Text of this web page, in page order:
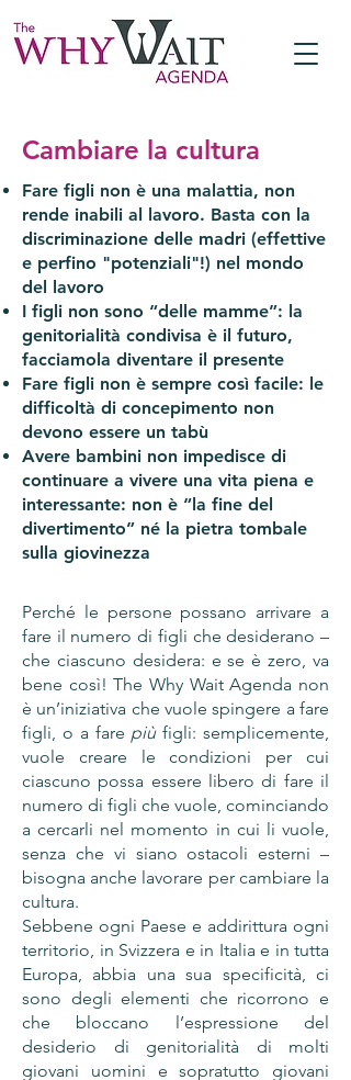
Cambiare la cultura
Fare figli non è una malattia, non
rende inabili al lavoro. Basta con la
discriminazione delle madri (effettive
e perfino "potenziali"!) nel mondo
del lavoro
I figli non sono “delle mamme”: la
genitorialità condivisa è il futuro,
facciamola diventare il presente
Fare figli non è sempre così facile: le
difficoltà di concepimento non
devono essere un tabù
Avere bambini non impedisce di
continuare a vivere una vita piena e
interessante: non è “la fine del
divertimento” né la pietra tombale
sulla giovinezza
Perché le persone possano arrivare a
fare il numero di figli che desiderano –
che ciascuno desidera: e se è zero, va
bene così! The Why Wait Agenda non
è un’iniziativa che vuole spingere a fare
figli, o a fare piùfigli: semplicemente,
vuole creare le condizioni per cui
ciascuno possa essere libero di fare il
numero di figli che vuole, cominciando
a cercarli nel momento in cui li vuole,
senza che vi siano ostacoli esterni –
bisogna anche lavorare per cambiare la
cultura.
Sebbene ogni Paese e addirittura ogni
territorio, in Svizzera e in Italia e in tutta
Europa, abbia una sua specificità, ci
sono degli elementi che ricorrono e
che bloccano l’espressione del
desiderio di genitorialità di molti
giovani uomini e sopratutto giovani